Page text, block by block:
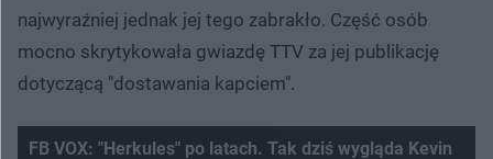
najwyraźniej jednak jej tego zabrakło. Część osób
mocno skrytykowała gwiazdę TTV za jej publikację
dotyczącą "dostawania kapciem".
FB VOX: "Herkules" po latach. Tak dziś wygląda Kevin